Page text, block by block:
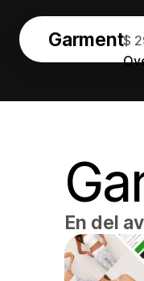
Garment$
En del av